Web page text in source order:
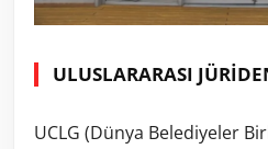
ULUSLARARASI
UCLG (Dünya Belediyeler